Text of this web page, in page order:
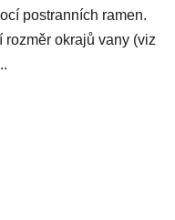
postranních ramen.
rozměr okrajů vany (viz